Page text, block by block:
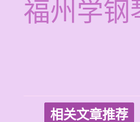
福州学钢
相关文章推荐